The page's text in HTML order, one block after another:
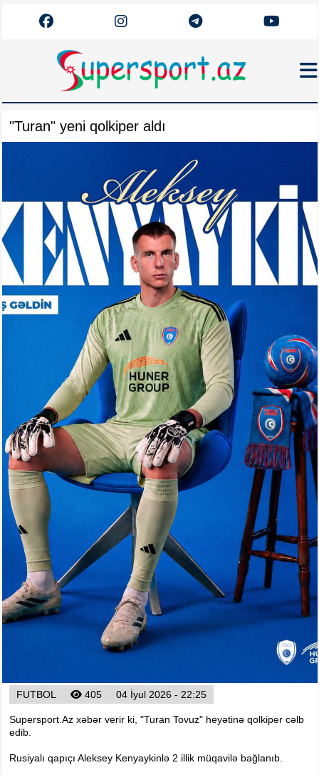
Azərbaycan
Premyer Liqa
Dünya
Superliqa
Canlı
Tribuna
Eksklüziv
Reytinq
Döyüş
Taekvondo
Kikboks
Tayboks
Karate
Seçilmişlər
Video
Maqazin
İslamiada-2017
"Turan" yeni qolkiper aldı
FUTBOL 405 04 İyul 2026 - 22:25
Supersport.Az xəbər verir ki, "Turan Tovuz" heyətinə qolkiper cəlb
edib.
Rusiyalı qapıçı Aleksey Kenyaykinlə 2 illik müqavilə bağlanıb.